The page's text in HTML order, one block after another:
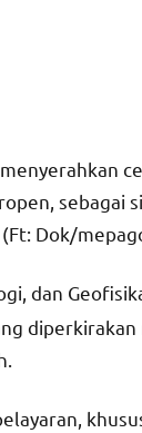
sebagai
Dok/
dan